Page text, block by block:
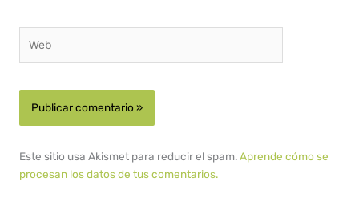
Este sitio usa Akismet para reducir el spam.Aprende cómo se
procesan los datos de tus comentarios.